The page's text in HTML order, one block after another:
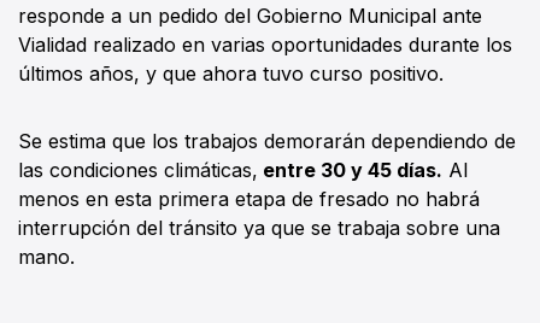
responde a un pedido del Gobierno Municipal ante
Vialidad realizado en varias oportunidades durante los
últimos años, y que ahora tuvo curso positivo.
Se estima que los trabajos demorarán dependiendo de
las condiciones climáticas, entre 30 y 45 días. Al
menos en esta primera etapa de fresado no habrá
interrupción del tránsito ya que se trabaja sobre una
mano.